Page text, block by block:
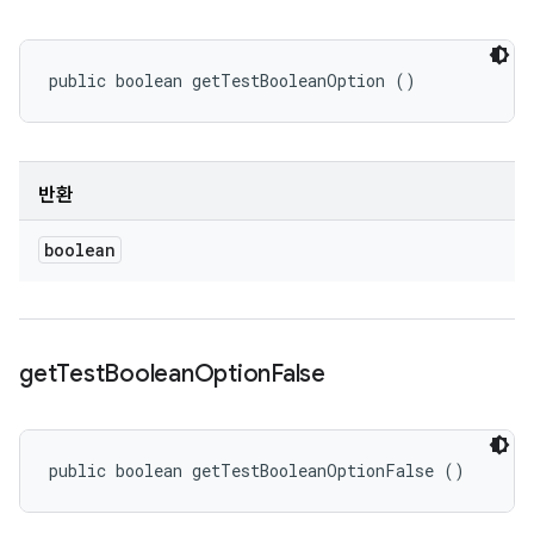
public boolean getTestBooleanOption ()
반환
boolean
getTestBooleanOptionFalse
public boolean getTestBooleanOptionFalse ()